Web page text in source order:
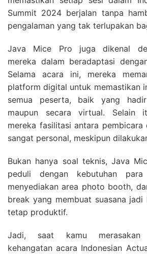
Summit 2024 berjalan tanpa
pengalaman yang tak terlupakan
Java Mice Pro juga dikenal
mereka dalam beradaptasi
Selama acara ini, mereka
platform digital untuk memastikan
semua peserta, baik yang
maupun secara virtual. Selain
mereka fasilitasi antara pembicara
sangat personal, meskipun
Bukan hanya soal teknis, Java
peduli dengan kebutuhan
menyediakan area photo booth,
break yang membuat suasana jadi
tetap produktif.
Jadi, saat kamu merasakan
kehangatan acara Indonesian